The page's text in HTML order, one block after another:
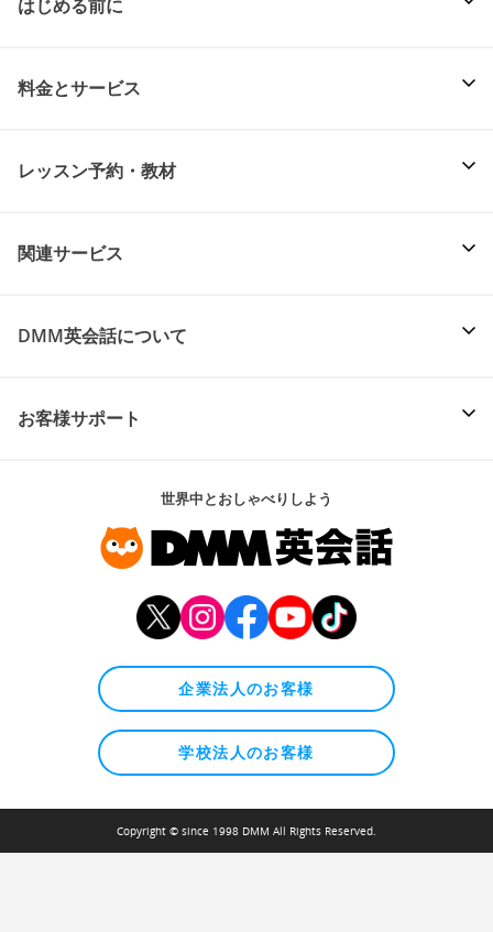
はじめる前に
料金とサービス
レッスン予約・教材
関連サービス
DMM英会話について
お客様サポート
世界中とおしゃべりしよう
企業法人のお客様
学校法人のお客様
Copyright © since 1998 DMM All Rights Reserved.